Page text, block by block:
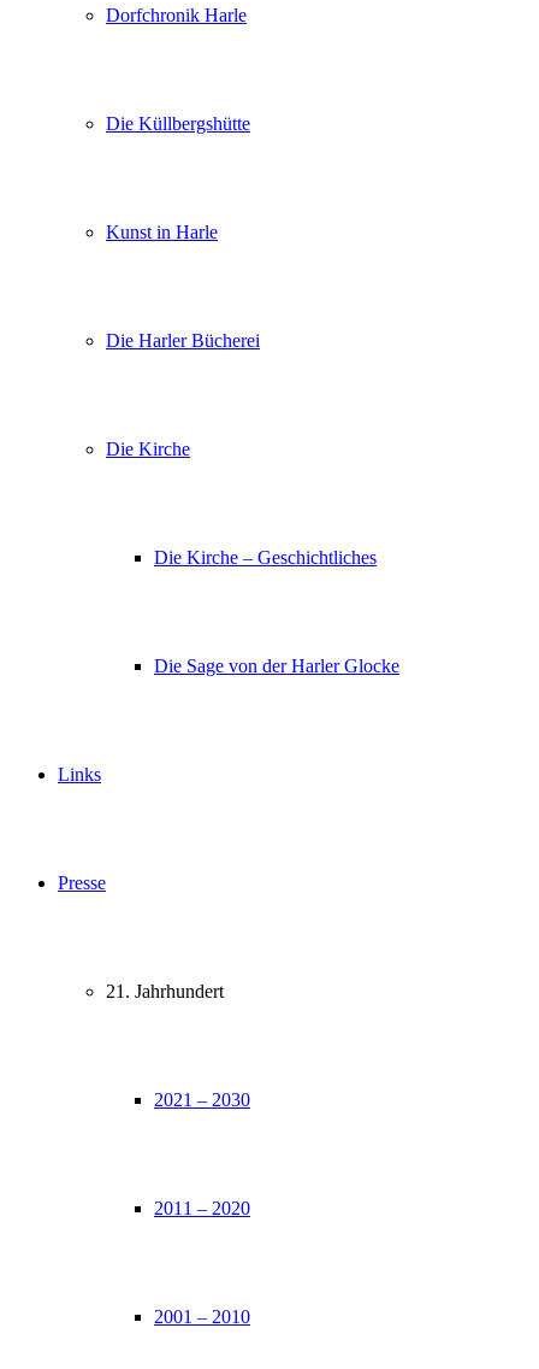
Dorfchronik Harle
Die Küllbergshütte
Kunst in Harle
Die Harler Bücherei
Die Kirche
Die Kirche – Geschichtliches
Die Sage von der Harler Glocke
Links
Presse
21. Jahrhundert
2021 – 2030
2011 – 2020
2001 – 2010